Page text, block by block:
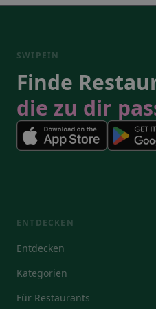
SWIPEIN
Finde
die zu dir
ENTDECKEN
Entdecken
Kategorien
Für Restaurants